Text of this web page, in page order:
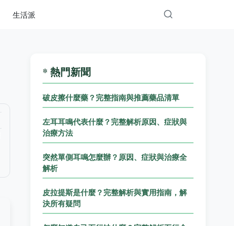
生活派
* 熱門新聞
破皮擦什麼藥？完整指南與推薦藥品清單
左耳耳鳴代表什麼？完整解析原因、症狀與
治療方法
突然單側耳鳴怎麼辦？原因、症狀與治療全
解析
皮拉提斯是什麼？完整解析與實用指南，解
決所有疑問